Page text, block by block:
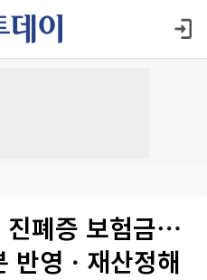
진폐증 보험금⋯
반영ㆍ재산정해